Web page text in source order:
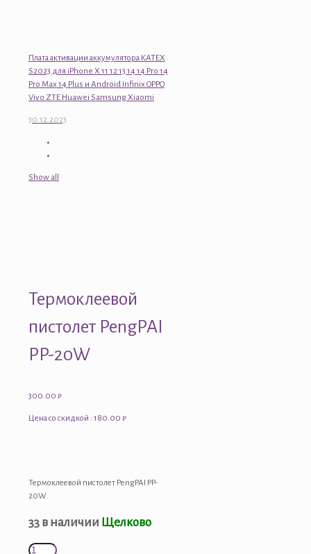
Плата активации аккумулятора KATEX
S2023 для iPhone X 11 12 13 14 14 Pro 14
Pro Max 14 Plus и Android Infinix OPPO
Vivo ZTE Huawei Samsung Xiaomi
30.12.2023
Show all
Термоклеевой
пистолет PengPAI
PP-20W
300.00 ₽
Цена со скидкой : 180.00 ₽
Термоклеевой пистолет PengPAI PP-
20W
33 в наличии Щелково
Количество